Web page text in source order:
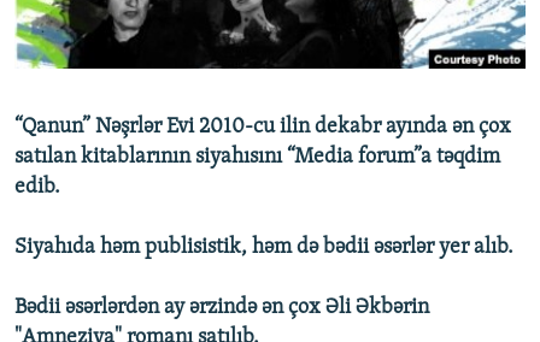
İNFOQRAFIKA
KARIKATURA
AZƏRBAYCAN ƏDƏBIYYATI KITABXANASI
İSLAM VƏ DEMOKRATIYA
MISSIYAMIZ
PEŞƏ ETIKASI VƏ JURNALISTIKA STANDARTLARIMIZ
AZADLIQRADIOSU MOBIL TELEFONUNUZDA
BIZIMLƏ ƏLAQƏ
BIZI IZLƏ
RFE/RL-in bütün saytları
“Qanun” Nəşrlər Evi 2010-cu ilin dekabr ayında ən çox
satılan kitablarının siyahısını “Media forum”a təqdim
edib.
Siyahıda həm publisistik, həm də bədii əsərlər yer alıb.
Bədii əsərlərdən ay ərzində ən çox Əli Əkbərin